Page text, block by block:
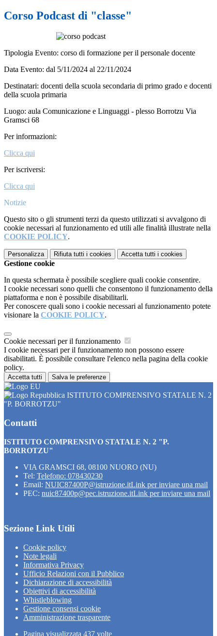
Corso Podcast di "classe"
Tipologia Evento: corso di formazione per il personale docente
Data Evento: dal 5/11/2024 al 22/11/2024
Destinatari: docenti della scuola secondaria di primo grado e docenti
della scuola primaria
Luogo: aula Comunicazione e Linguaggi - plesso Borrotzu Via
Gramsci 68
Per informazioni:
Clicca qui
Per iscriversi:
Clicca qui
Notizie
Questo sito o gli strumenti terzi da questo utilizzati si avvalgono di
cookie necessari al funzionamento ed utili alle finalità illustrate nella
COOKIE POLICY.
Personalizza Rifiuta tutti i cookies Accetta tutti i cookies
Gestione cookie
In questa schermata è possibile scegliere quali cookie consentire.
I cookie necessari sono quelli che consentono il funzionamento della
piattaforma e non è possibile disabilitarli.
Per conoscere quali sono i cookie necessari al funzionamento potete
visionare la COOKIE POLICY.
Cookie necessari per il funzionamento
I cookie necessari per il funzionamento non possono essere
disabilitati. È possibile consultare l'elenco nella pagina della cookie
policy.
Accetta tutti Salva le preferenze
ISTITUTO COMPRENSIVO STATALE N. 2
"P. BORROTZU"
Contatti
ISTITUTO COMPRENSIVO STATALE N. 2 "P.
BORROTZU"
VIA GRAMSCI 68, 08100 NUORO (NU)
Tel: Telefono: 078430230
Email: NUIC87400P@istruzione.itLink per inviare una mail
PEC: nuic87400p@pec.istruzione.itLink per inviare una mail
Sezione Link Utili
Cookie policy
Note legali
Informativa Privacy
Ufficio Relazioni con il Pubblico
Dichiarazione di accessibilità
Obiettivi di accessibilità
Whistleblowing
Gestione consensi cookie
Amministrazione trasparente
Pagina visualizzata 437 volte